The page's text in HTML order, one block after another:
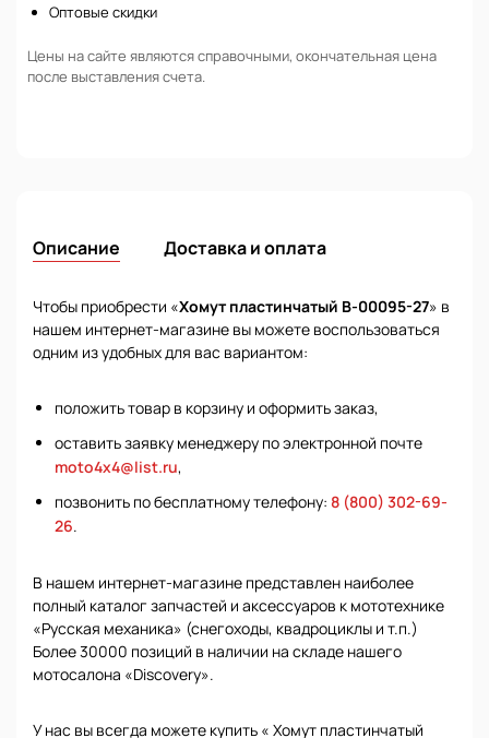
Оптовые скидки
Цены на сайте являются справочными, окончательная цена
после выставления счета.
Описание Доставка и оплата
Чтобы приобрести «Хомут пластинчатый В-00095-27» в
нашем интернет-магазине вы можете воспользоваться
одним из удобных для вас вариантом:
положить товар в корзину и оформить заказ,
оставить заявку менеджеру по электронной почте
moto4x4@list.ru,
позвонить по бесплатному телефону: 8 (800) 302-69-
26.
В нашем интернет-магазине представлен наиболее
полный каталог запчастей и аксессуаров к мототехнике
«Русская механика» (снегоходы, квадроциклы и т.п.)
Более 30000 позиций в наличии на складе нашего
мотосалона «Discovery».
У нас вы всегда можете купить « Хомут пластинчатый